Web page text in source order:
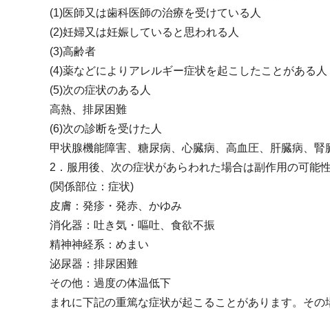
(1)医師又は歯科医師の治療を受けている人
(2)妊婦又は妊娠していると思われる人
(3)高齢者
(4)薬などによりアレルギー症状を起こしたことがある人
(5)次の症状のある人
高熱、排尿困難
(6)次の診断を受けた人
甲状腺機能障害、糖尿病、心臓病、高血圧、肝臓病、
2．服用後、次の症状があらわれた場合は副作用の可能
(関係部位：症状)
皮膚：発疹・発赤、かゆみ
消化器：吐き気・嘔吐、食欲不振
精神神経系：めまい
泌尿器：排尿困難
その他：過度の体温低下
まれに下記の重篤な症状が起こることがあります。その